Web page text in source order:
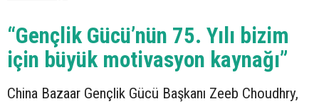
“Gençlik Gücü’nün 75. Yılı bizim
için büyük motivasyon kaynağı”
China Bazaar Gençlik Gücü Başkanı Zeeb Choudhry,